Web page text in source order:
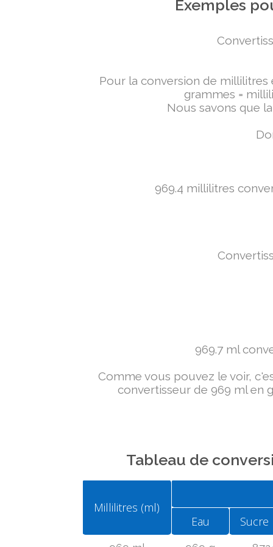
Exemples
Pour la conversion de
grammes =
Nous savons que
969.4 millilitres
969.7 ml
Comme vous pouvez le voir,
convertisseur de 969 ml en
Tableau de
Millilitres (ml)
Eau
Sucre